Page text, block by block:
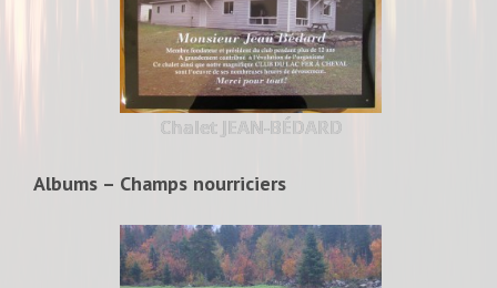
Chalet JEAN-BÉDARD
Albums – Champs nourriciers